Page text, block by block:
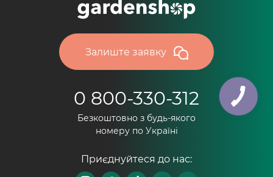
Залиште заявку
0 800-330-312
Безкоштовно з будь-якого
номеру по Україні
Приєднуйтеся до нас: